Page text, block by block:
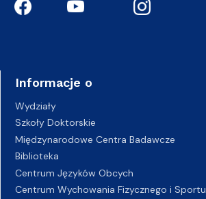
Informacje o
Wydziały
Szkoły Doktorskie
Międzynarodowe Centra Badawcze
Biblioteka
Centrum Języków Obcych
Centrum Wychowania Fizycznego i Sportu